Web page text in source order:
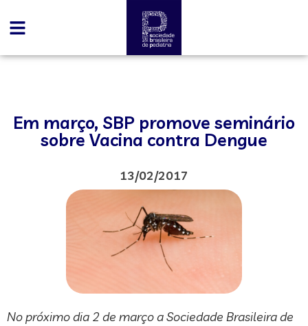
Em março, SBP promove seminário
sobre Vacina contra Dengue
13/02/2017
No próximo dia 2 de março a Sociedade Brasileira de